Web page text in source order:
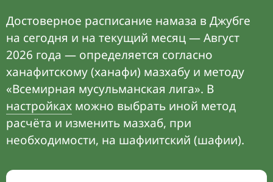
Достоверное расписание намаза в Джубге
на сегодня и на текущий месяц — Август
2026 года — определяется согласно
ханафитскому (ханафи) мазхабу и методу
«Всемирная мусульманская лига». В
настройках можно выбрать иной метод
расчёта и изменить мазхаб, при
необходимости, на шафиитский (шафии).